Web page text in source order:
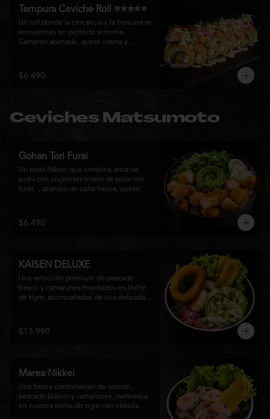
Tempura Ceviche Roll ⭐⭐⭐⭐⭐
Un roll donde la crocancia y la frescura se
encuentran en perfecta armonía.
Camarón apanado, queso crema y
corona con salmón y pescado blanco en
tempura, cebolla morada, una sedosa
logrando una experiencia intensa,
equilibrada y auténticamente nikkei.
$6.490
Ceviches Matsumoto
Gohan Tori Furai
Un bowl Nikkei que combina arroz de
sushi con crujientes trozos de pollo tori
furai,  , abanico de palta fresca, queso
sabores que equilibra lo crocante, lo
fresco y lo cremoso en cada bocado.
$6.490
KAISEN DELUXE
Una selección premium de pescado
fresco y camarones marinados en leche
de tigre, acompañados de una delicada
que combina frescura, textura y
elegancia en cada bocado.
$13.990
Marea Nikkei
Una fresca combinación de salmón,
pescado blanco y camarones, marinados
en nuestra leche de tigre con cebolla